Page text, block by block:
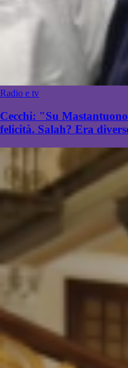
Radio e tv
Cecchi: "Su
felicità. Salah? Era